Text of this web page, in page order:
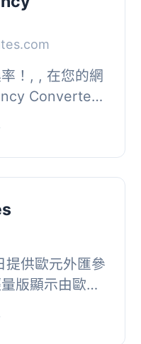
！, , 在您的網
Converter
幣, 可以從您
幣, 快速、簡
提供歐元外匯參
版顯示由歐洲
克朗、丹麥克